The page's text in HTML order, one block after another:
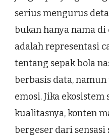
serius mengurus
bukan hanya nama
adalah representasi
tentang sepak bola
berbasis data,
emosi. Jika
kualitasnya, konten
bergeser dari sensasi